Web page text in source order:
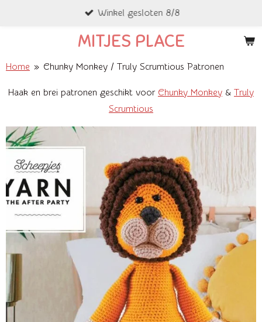
de
MITJES PLACE
Winkel gesloten 8/8
Home » Chunky Monkey / Truly Scrumtious Patronen
Haak en brei patronen geschikt voor Chunky Monkey & Truly
Scrumtious